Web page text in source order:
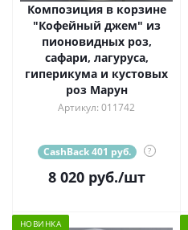
Композиция в корзине
"Кофейный джем" из
пионовидных роз,
сафари, лагуруса,
гиперикума и кустовых
роз Марун
Артикул: 011742
CashBack 401 руб. ?
8 020руб./шт
НОВИНКА